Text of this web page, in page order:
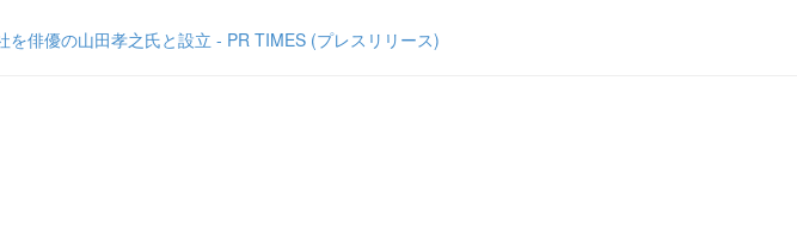
俳優の山田孝之氏と設立 - PR TIMES (プレスリリース)